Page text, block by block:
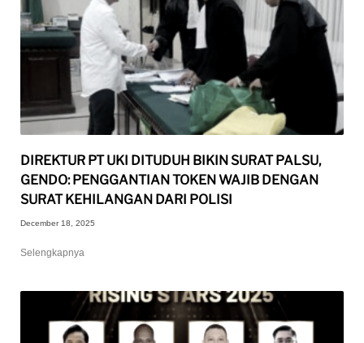
DIREKTUR PT UKI DITUDUH BIKIN SURAT PALSU,
GENDO: PENGGANTIAN TOKEN WAJIB DENGAN
SURAT KEHILANGAN DARI POLISI
December 18, 2025
Selengkapnya